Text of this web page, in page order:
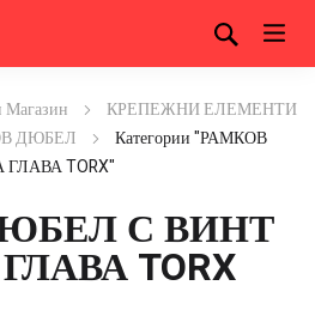
КРЕПЕЖНИ ЕЛЕМЕНТИ
ДЮБЕЛ
Категории "РАМКОВ
TORX"
С ВИНТ
TORX